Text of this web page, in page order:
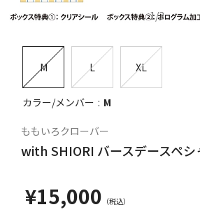
1/3
M L XL
カラー/メンバー M
ももいろクローバー
with SHIORI バースデースペシ
¥15,000